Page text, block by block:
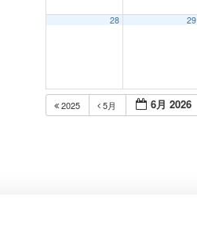
28 29
2025 5月 6月 2026